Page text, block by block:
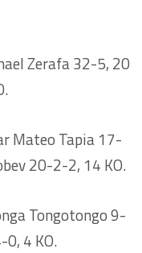
Zerafa 32-5, 20
Mateo Tapia 17-
20-2-2, 14 KO.
Tongotongo 9-
4 KO.